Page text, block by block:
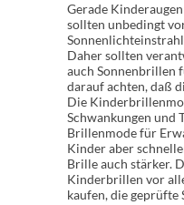
Gerade
sollten unbedingt
Daher sollten
auch Sonnenbrillen
darauf achten, daß
Die
Schwankungen und
Brillenmode für
Kinder aber
Brille auch stärker.
Kinderbrillen vor
kaufen, die geprüfte